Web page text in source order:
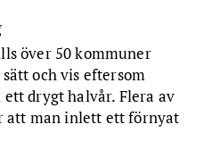
över 50 kommuner
och vis eftersom
drygt halvår. Flera av
att man inlett ett förnyat